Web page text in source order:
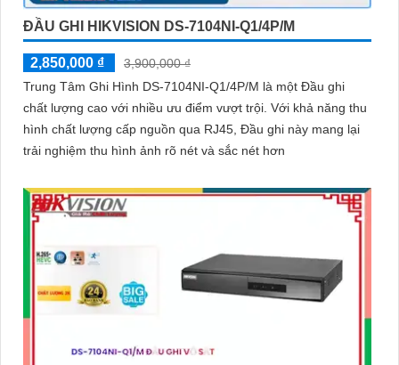
ĐẦU GHI HIKVISION DS-7104NI-Q1/4P/M
2,850,000 ₫
3,900,000 ₫
Trung Tâm Ghi Hình DS-7104NI-Q1/4P/M là một Đầu ghi
chất lượng cao với nhiều ưu điểm vượt trội. Với khả năng thu
hình chất lượng cấp nguồn qua RJ45, Đầu ghi này mang lại
trải nghiệm thu hình ảnh rõ nét và sắc nét hơn